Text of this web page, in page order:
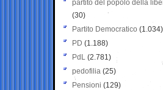
partito del popolo della
(30)
Partito Democratico (1.034)
PD (1.188)
PdL (2.781)
pedofilia (25)
Pensioni (129)